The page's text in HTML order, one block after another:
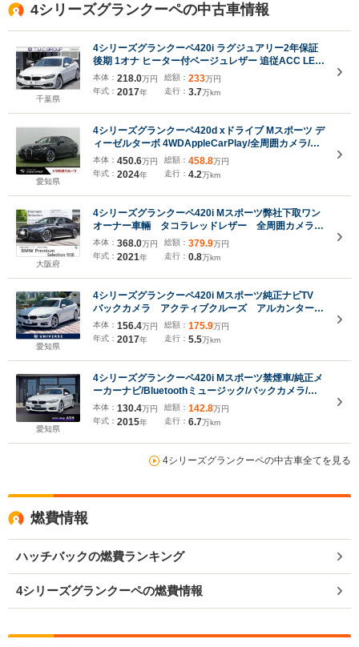
4シリーズグランクーペの中古車情報
千葉県
4シリーズグランクーペ420i ラグジュアリー2年保証
後期 1オナ ヒーター付ベージュレザー 追従ACC LED
ヘッドライト LEDテール 液晶メーター タッチ画面
HDDナビ 地デジTV TOPビューカメラ サイドビュー
カメラ Pアシスト 電動トランク スマートキー 真珠色
本体： 218.0万円
年式： 2017年
総額： 233万円
走行： 3.7万km
愛知県
4シリーズグランクーペ420d xドライブ Mスポーツ デ
ィーゼルターボ 4WDAppleCarPlay/全周囲カメラ/レ
ーダークルーズ/ブラインドスポット/シートヒーター/
ヘッドアップディスプレイ/クリアランスソナー/ワイ
ヤレス充電/タイプC充電/ステアリングリモコン/パド
ルシフト/純正アルミ/
本体： 450.6万円
年式： 2024年
総額： 458.8万円
走行： 4.2万km
大阪府
4シリーズグランクーペ420i Mスポーツ弊社下取ワン
オーナー車輛 タコラレッドレザー 全周囲カメラ
サンプロテクションガラス Mリアスポイラー ハイ
ラインパッケージ コンフォートパッケージ アクテ
ィブクルーズコントロール 2年保証 認定中古車
本体： 368.0万円
年式： 2021年
総額： 379.9万円
走行： 0.8万km
愛知県
4シリーズグランクーペ420i Mスポーツ純正ナビTV
バックカメラ アクティブクルーズ アルカンターラ
コンビスポーツシート パワーシート アダプティブ
LEDヘッドランプ スポーツサスペンション パドル
シフト 純正18インチAW ETC 禁煙
本体： 156.4万円
年式： 2017年
総額： 175.9万円
走行： 5.5万km
愛知県
4シリーズグランクーペ420i Mスポーツ禁煙車/純正メ
ーカーナビ/Bluetoothミュージック/バックカメラ/コ
ーナーセンサー/オートテールゲート/コンフォートア
クセス/インテリジェントセーフティ/レーンディパー
チャーウォーニング
本体： 130.4万円
年式： 2015年
総額： 142.8万円
走行： 6.7万km
4シリーズグランクーペの中古車全てを見る
燃費情報
ハッチバックの燃費ランキング
4シリーズグランクーペの燃費情報